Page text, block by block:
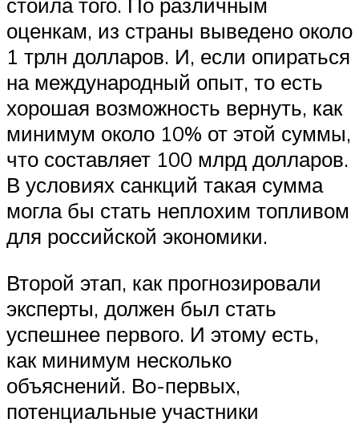
оценкам, из страны выведено около
1 трлн долларов. И, если опираться
на международный опыт, то есть
хорошая возможность вернуть, как
минимум около 10% от этой суммы,
что составляет 100 млрд долларов.
В условиях санкций такая сумма
могла бы стать неплохим топливом
для российской экономики.
Второй этап, как прогнозировали
эксперты, должен был стать
успешнее первого. И этому есть,
как минимум несколько
объяснений. Во-первых,
потенциальные участники